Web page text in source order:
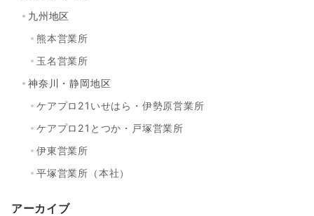
九州地区
熊本営業所
玉名営業所
神奈川・静岡地区
ケアプロ21いせはら・伊勢原営業所
ケアプロ21とつか・戸塚営業所
伊東営業所
平塚営業所（本社）
アーカイブ